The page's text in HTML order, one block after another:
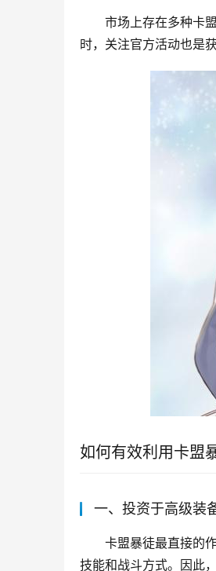
市场上存在多种卡
时，关注官方活动也是
如何有效利用卡盟
一、投资于高级装
卡盟暴徒最直接的
技能和战斗方式。因此